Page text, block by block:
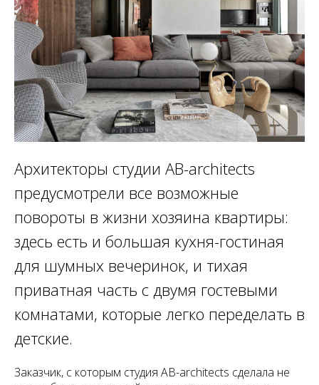
Архитекторы студии AB-architects
предусмотрели все возможные
повороты в жизни хозяина квартиры:
здесь есть и большая кухня-гостиная
для шумных вечеринок, и тихая
приватная часть с двумя гостевыми
комнатами, которые легко переделать в
детские.
Заказчик, с которым студия AB-architects сделала не